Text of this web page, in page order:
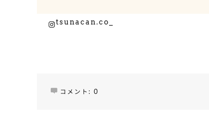
Instagramtsunacan.co_
コメント: 0